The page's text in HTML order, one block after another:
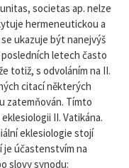
societas ap. nelze
hermeneutickou a
ukazuje být nanejvýš
letech často
totiž, s odvoláním na II.
citací některých
zatemňován. Tímto
II. Vatikána.
eklesiologie stojí
účastenstvím na
slovy synodu: